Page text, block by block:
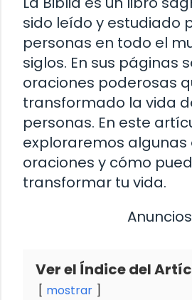
sido leído y estudiado
personas en todo el
siglos. En sus páginas
oraciones poderosas
transformado la vida
personas. En este
exploraremos algunas
oraciones y cómo
transformar tu vida.
Anuncios
Ver el Índice del
mostrar